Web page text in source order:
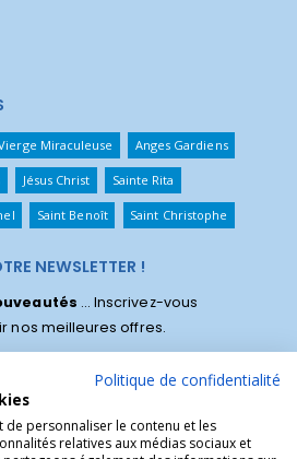
Miraculeuse Anges Gardiens
Jésus Christ Sainte Rita
Saint Benoît Saint Christophe
NEWSLETTER !
... Inscrivez-vous
nos meilleures offres.
Politique de confidentialité
personnaliser le contenu et les
relatives aux médias sociaux et